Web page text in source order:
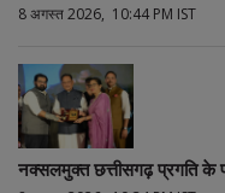
8 अगस्त 2026, 10:44 PM IST
नक्सलमुक्त छत्तीसगढ़ प्रगति के